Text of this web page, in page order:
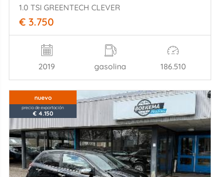
1.0 TSI GREENTECH CLEVER
€ 3.750
2019 gasolina 186.510
nuevo
precio de exportación
€ 4.150